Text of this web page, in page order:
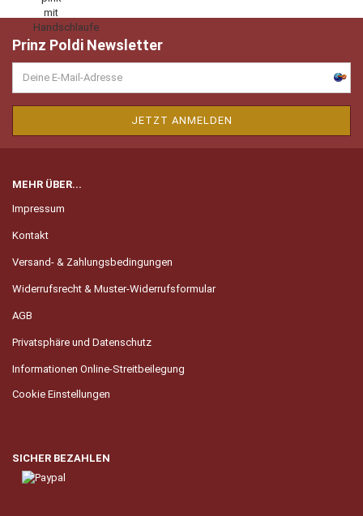
Prinz Poldi Newsletter
MEHR ÜBER...
Impressum
Kontakt
Versand- & Zahlungsbedingungen
Widerrufsrecht & Muster-Widerrufsformular
AGB
Privatsphäre und Datenschutz
Informationen Online-Streitbeilegung
Cookie Einstellungen
SICHER BEZAHLEN